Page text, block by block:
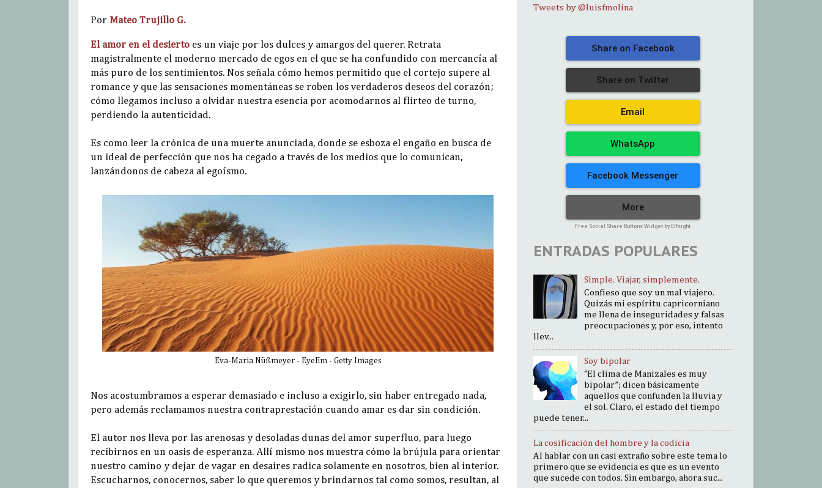
Por Mateo Trujillo G.
El amor en el desierto es un viaje por los dulces y amargos del querer. Retrata
magistralmente el moderno mercado de egos en el que se ha confundido con mercancía al
más puro de los sentimientos. Nos señala cómo hemos permitido que el cortejo supere al
romance y que las sensaciones momentáneas se roben los verdaderos deseos del corazón;
cómo llegamos incluso a olvidar nuestra esencia por acomodarnos al flirteo de turno,
perdiendo la autenticidad.
Es como leer la crónica de una muerte anunciada, donde se esboza el engaño en busca de
un ideal de perfección que nos ha cegado a través de los medios que lo comunican,
lanzándonos de cabeza al egoísmo.
Eva-Maria Nüßmeyer - EyeEm - Getty Images
Nos acostumbramos a esperar demasiado e incluso a exigirlo, sin haber entregado nada,
pero además reclamamos nuestra contraprestación cuando amar es dar sin condición.
El autor nos lleva por las arenosas y desoladas dunas del amor superfluo, para luego
recibirnos en un oasis de esperanza. Allí mismo nos muestra cómo la brújula para orientar
nuestro camino y dejar de vagar en desaires radica solamente en nosotros, bien al interior.
Escucharnos, conocernos, saber lo que queremos y brindarnos tal como somos, resultan, al
Tweets by @luisfmolina
Share on Facebook
Share on Twitter
Email
WhatsApp
Facebook Messenger
More
Free Social Share Buttons Widget by Elfsight
ENTRADAS POPULARES
Simple. Viajar, simplemente.
Confieso que soy un mal viajero.
Quizás mi espíritu capricorniano
me llena de inseguridades y falsas
preocupaciones y, por eso, intento
llev...
Soy bipolar
“El clima de Manizales es muy
bipolar”; dicen básicamente
aquellos que confunden la lluvia y
el sol. Claro, el estado del tiempo
puede tener...
La cosificación del hombre y la codicia
Al hablar con un casi extraño sobre este tema lo
primero que se evidencia es que es un evento
que sucede con todos. Sin embargo, ahora suc...